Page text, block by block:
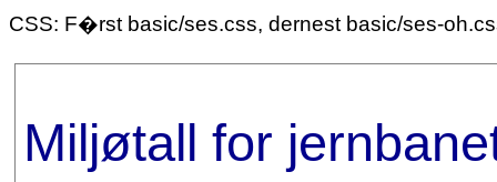
CSS: F�rst basic/ses.css, dernest basic/ses-
Miljøtall for